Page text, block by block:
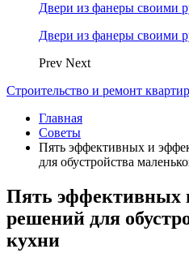
Двери из фанеры своими
Двери из фанеры своими
Prev Next
Строительство и ремонт
Главная
Советы
Пять эффективных и
для обустройства
Пять эффективных
решений для
кухни